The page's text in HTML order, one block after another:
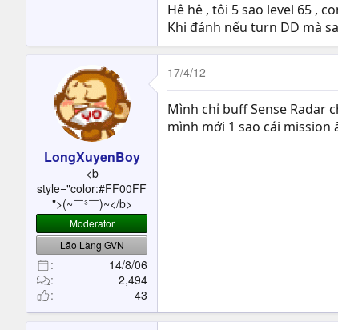
Hê hê , tôi 5 sao level 65 ,
Khi đánh nếu turn DD mà
LongXuyenBoy
<b
style="color:#FF00FF
">(~￣³￣)~</b>
Moderator
Lão Làng GVN
14/8/06
2,494
43
17/4/12
Mình chỉ buff Sense Radar
mình mới 1 sao cái mission